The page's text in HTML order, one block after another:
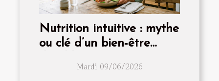
Nutrition intuitive : mythe
ou clé d’un bien-être
Mardi 09/06/2026